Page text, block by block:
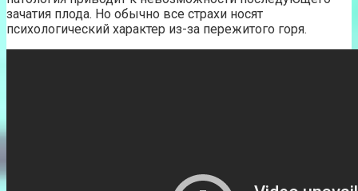
зачатия плода. Но обычно все страхи носят
психологический характер из-за пережитого горя.